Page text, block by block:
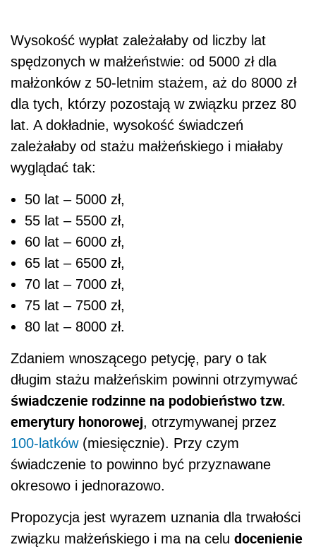
Wysokość wypłat zależałaby od liczby lat
spędzonych w małżeństwie: od 5000 zł dla
małżonków z 50-letnim stażem, aż do 8000 zł
dla tych, którzy pozostają w związku przez 80
lat. A dokładnie, wysokość świadczeń
zależałaby od stażu małżeńskiego i miałaby
wyglądać tak:
50 lat – 5000 zł,
55 lat – 5500 zł,
60 lat – 6000 zł,
65 lat – 6500 zł,
70 lat – 7000 zł,
75 lat – 7500 zł,
80 lat – 8000 zł.
Zdaniem wnoszącego petycję, pary o tak
długim stażu małżeńskim powinni otrzymywać
świadczenie rodzinne na podobieństwo tzw.
emerytury honorowej, otrzymywanej przez
100-latków(miesięcznie). Przy czym
świadczenie to powinno być przyznawane
okresowo i jednorazowo.
Propozycja jest wyrazem uznania dla trwałości
związku małżeńskiego i ma na celu docenienie